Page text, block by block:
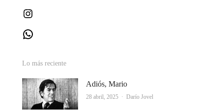
Lo más reciente
Adiós, Mario
28 abril, 2025 Autor
Darío Jovel